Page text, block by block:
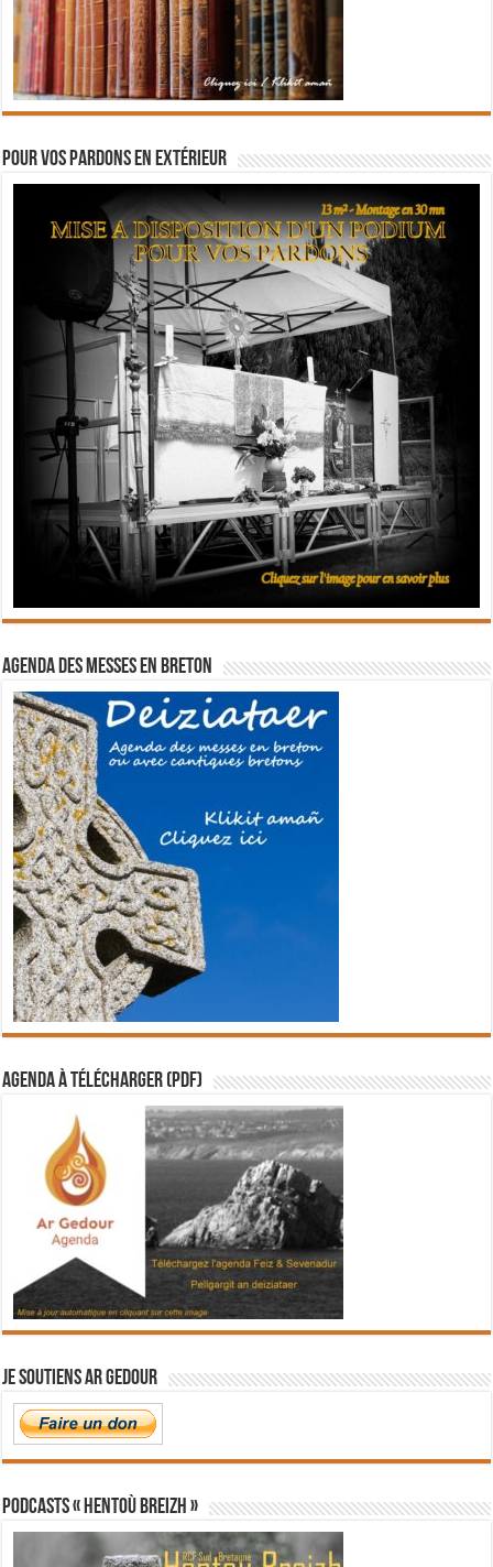
Pour vos pardons en extérieur
Agenda des messes en breton
Agenda à télécharger (PDF)
Je soutiens Ar Gedour
PODCASTS « Hentoù Breizh »